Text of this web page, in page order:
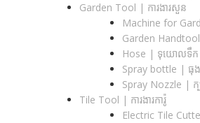
Garden Tool | ការងារសួន
Machine for
Garden
Hose | ទុយោលទឹក
Spray bottle | ធុ
Spray Nozzle |
Tile Tool | ការងារការ៉ូ
Electric Tile